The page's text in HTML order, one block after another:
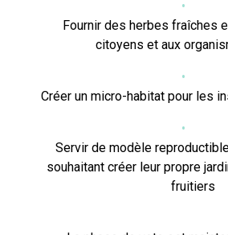
Fournir des herbes fraîches
citoyens et aux
Créer un micro-habitat pour les
Servir de modèle
souhaitant créer leur propre
fruitiers